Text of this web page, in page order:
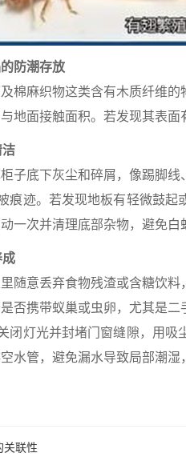
防潮存放
棉麻织物这类含有木质纤维
地面接触面积。若发现其表
洁
子底下灰尘和碎屑，像踢脚
痕迹。若发现地板有轻微鼓
一次并清理底部杂物，避免白
成
随意丢弃食物残渣或含糖饮
否携带蚁巢或虫卵，尤其是
闭灯光并封堵门窗缝隙，用
水管，避免漏水导致局部潮湿
关联性